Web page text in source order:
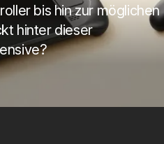
bis hin zur möglichen
hinter dieser